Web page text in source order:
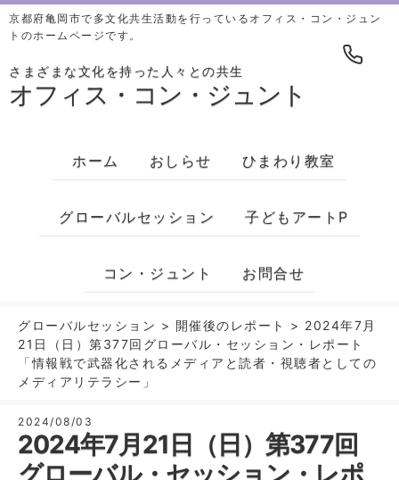
京都府亀岡市で多文化共生活動を行っているオフィス・コン・ジュン
トのホームページです。
さまざまな文化を持った人々との共生
オフィス・コン・ジュント
ホーム おしらせ ひまわり教室
グローバルセッション 子どもアートP
コン・ジュント お問合せ
グローバルセッション > 開催後のレポート > 2024年7月
21日（日）第377回グローバル・セッション・レポート
「情報戦で武器化されるメディアと読者・視聴者としての
メディアリテラシー」
2024/08/03
2024年7月21日（日）第377回
グローバル・セッション・レポ